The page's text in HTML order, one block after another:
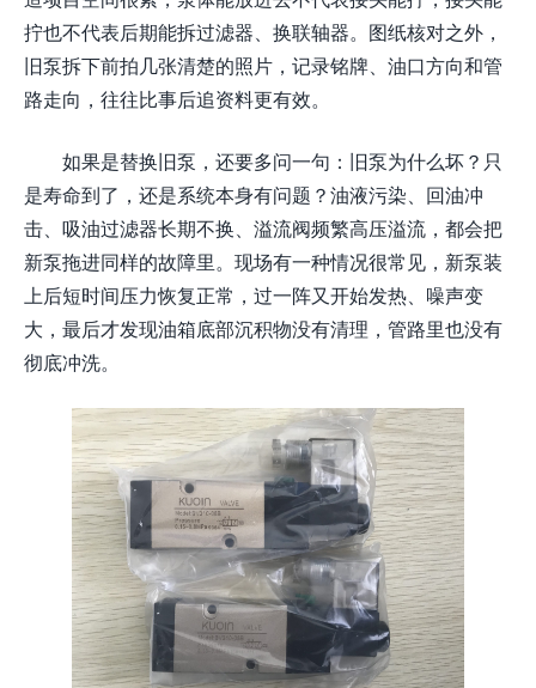
拧也不代表后期能拆过滤器、换联轴器。图纸核对之外，
旧泵拆下前拍几张清楚的照片，记录铭牌、油口方向和管
路走向，往往比事后追资料更有效。
如果是替换旧泵，还要多问一句：旧泵为什么坏？只
是寿命到了，还是系统本身有问题？油液污染、回油冲
击、吸油过滤器长期不换、溢流阀频繁高压溢流，都会把
新泵拖进同样的故障里。现场有一种情况很常见，新泵装
上后短时间压力恢复正常，过一阵又开始发热、噪声变
大，最后才发现油箱底部沉积物没有清理，管路里也没有
彻底冲洗。